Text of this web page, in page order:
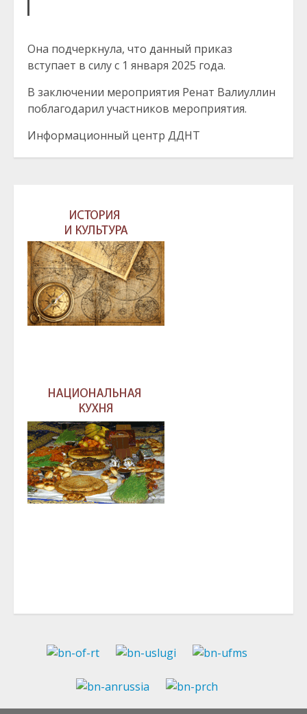
Она подчеркнула, что данный приказ
вступает в силу с 1 января 2025 года.
В заключении мероприятия Ренат Валиуллин
поблагодарил участников мероприятия.
Информационный центр ДДНТ